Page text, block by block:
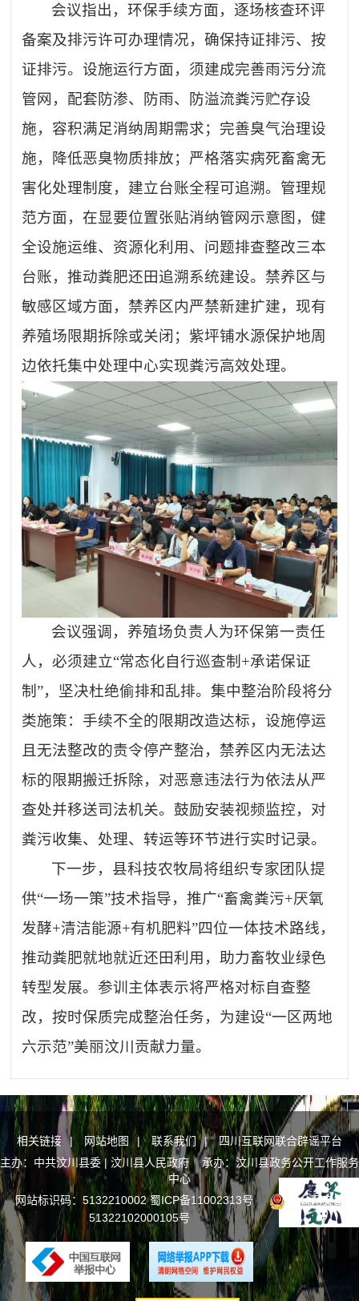
会议指出，环保手续方面，逐场核查环评
备案及排污许可办理情况，确保持证排污、按
证排污。设施运行方面，须建成完善雨污分流
管网，配套防渗、防雨、防溢流粪污贮存设
施，容积满足消纳周期需求；完善臭气治理设
施，降低恶臭物质排放；严格落实病死畜禽无
害化处理制度，建立台账全程可追溯。管理规
范方面，在显要位置张贴消纳管网示意图，健
全设施运维、资源化利用、问题排查整改三本
台账，推动粪肥还田追溯系统建设。禁养区与
敏感区域方面，禁养区内严禁新建扩建，现有
养殖场限期拆除或关闭；紫坪铺水源保护地周
边依托集中处理中心实现粪污高效处理。
会议强调，养殖场负责人为环保第一责任
人，必须建立“常态化自行巡查制+承诺保证
制”，坚决杜绝偷排和乱排。集中整治阶段将分
类施策：手续不全的限期改造达标，设施停运
且无法整改的责令停产整治，禁养区内无法达
标的限期搬迁拆除，对恶意违法行为依法从严
查处并移送司法机关。鼓励安装视频监控，对
粪污收集、处理、转运等环节进行实时记录。
下一步，县科技农牧局将组织专家团队提
供“一场一策”技术指导，推广“畜禽粪污+厌氧
发酵+清洁能源+有机肥料”四位一体技术路线，
推动粪肥就地就近还田利用，助力畜牧业绿色
转型发展。参训主体表示将严格对标自查整
改，按时保质完成整治任务，为建设“一区两地
六示范”美丽汶川贡献力量。
相关链接 | 网站地图 | 联系我们 |
四川互联网联合辟谣平台
主办：中共汶川县委 | 汶川县人民政府 承办：汶川县政务公开工作服务
中心
网站标识码：5132210002蜀ICP备11002313号
川公网安备
51322102000105号